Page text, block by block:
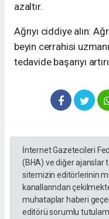
azaltır.
Ağrıyı ciddiye alın:
beyin cerrahisi
tedavide başarıyı
İnternet Gazetecileri
(BHA) ve diğer ajanslar
sitemizin editörlerinin
kanallarından
muhataplar haberi
editörü sorumlu